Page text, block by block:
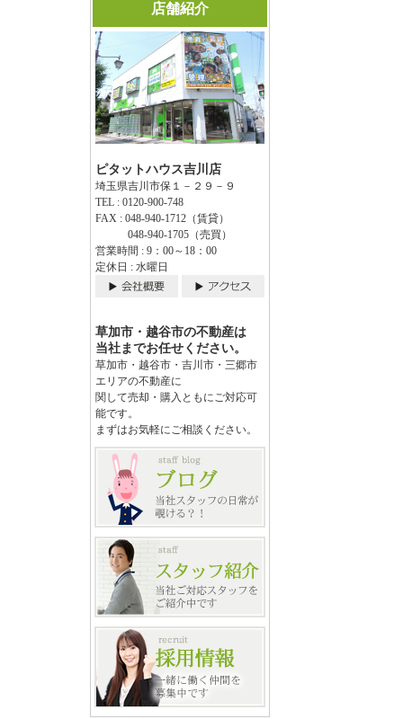
店舗紹介
ピタットハウス吉川店
埼玉県吉川市保１－２９－９
TEL : 0120-900-748
FAX : 048-940-1712（賃貸）
048-940-1705（売買）
営業時間 : 9：00～18：00
定休日 : 水曜日
草加市・越谷市の不動産は
当社までお任せください。
草加市・越谷市・吉川市・三郷市
エリアの不動産に
関して売却・購入ともにご対応可
能です。
まずはお気軽にご相談ください。